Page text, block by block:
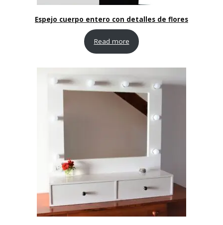
Espejo cuerpo entero con detalles de flores
Read more